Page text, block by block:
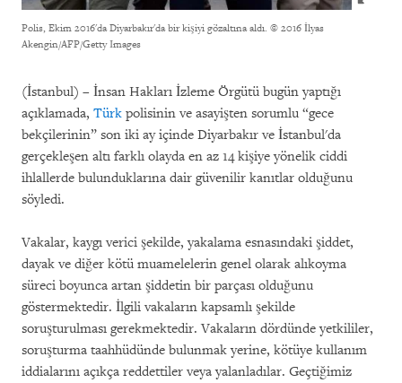
Polis, Ekim 2016'da Diyarbakır'da bir kişiyi gözaltına aldı. © 2016 İlyas
Akengin/AFP/Getty Images
(İstanbul) – İnsan Hakları İzleme Örgütü bugün yaptığı
açıklamada, Türk polisinin ve asayişten sorumlu “gece
bekçilerinin” son iki ay içinde Diyarbakır ve İstanbul'da
gerçekleşen altı farklı olayda en az 14 kişiye yönelik ciddi
ihlallerde bulunduklarına dair güvenilir kanıtlar olduğunu
söyledi.
Vakalar, kaygı verici şekilde, yakalama esnasındaki şiddet,
dayak ve diğer kötü muamelelerin genel olarak alıkoyma
süreci boyunca artan şiddetin bir parçası olduğunu
göstermektedir. İlgili vakaların kapsamlı şekilde
soruşturulması gerekmektedir. Vakaların dördünde yetkililer,
soruşturma taahhüdünde bulunmak yerine, kötüye kullanım
iddialarını açıkça reddettiler veya yalanladılar. Geçtiğimiz